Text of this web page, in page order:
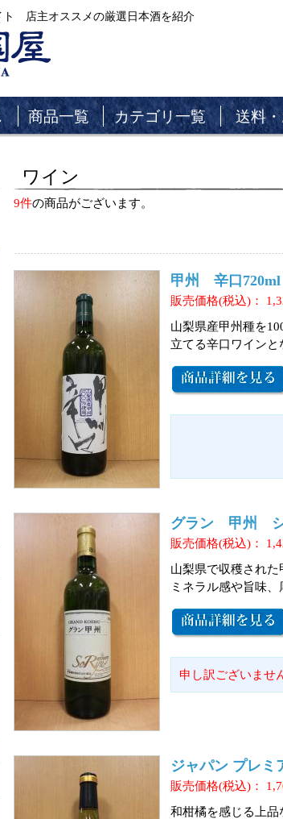
ト 店主オススメの厳選日本酒を紹介
商品一覧 カテゴリ一覧 送料
ワイン
9件の商品がございます。
甲州 辛口720ml
販売価格(税込)：
山梨県産甲州種を
立てる辛口ワインと
グラン 甲州 シ
販売価格(税込)：
山梨県で収穫され
ミネラル感や旨味、
申し訳ございませ
ジャパン プレ
販売価格(税込)：
和柑橘を感じる上